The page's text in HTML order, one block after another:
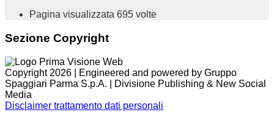
Pagina visualizzata 695 volte
Sezione Copyright
Copyright 2026 | Engineered and powered by Gruppo
Spaggiari Parma S.p.A. | Divisione Publishing & New Social
Media
Disclaimer trattamento dati personali